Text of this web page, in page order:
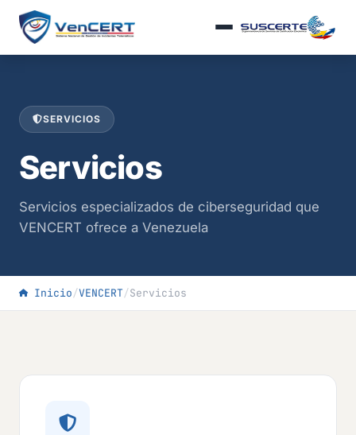
SERVICIOS
Servicios
Servicios especializados de ciberseguridad que
VENCERT ofrece a Venezuela
Inicio/VENCERT/Servicios